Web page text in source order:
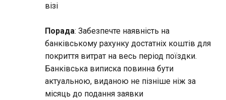
візі
Порада: Забезпечте наявність на
банківському рахунку достатніх коштів для
покриття витрат на весь період поїздки.
Банківська виписка повинна бути
актуальною, виданою не пізніше ніж за
місяць до подання заявки